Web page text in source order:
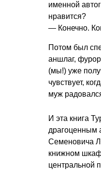
именной
нравится?
— Конечно.
Потом был
аншлаг,
(мы!) уже
чувствует,
муж
И эта книга
драгоценным
Семеновича
книжном
центральной